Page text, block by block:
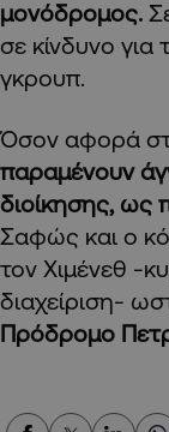
μονόδρομος.
σε κίνδυνο
γκρουπ.
Όσον αφορά
παραμένουν
διοίκησης, ως
Σαφώς και ο
τον Χιμένεθ -
διαχείριση-
Πρόδρομο